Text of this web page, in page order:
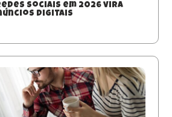
sociais em 2026 vira
digitais